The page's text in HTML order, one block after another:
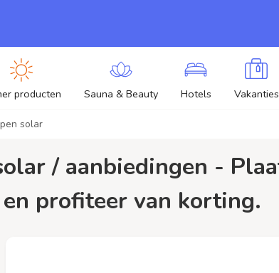
producten Sauna & Beauty Hotels Vakanties
solar
profiteer van korting.